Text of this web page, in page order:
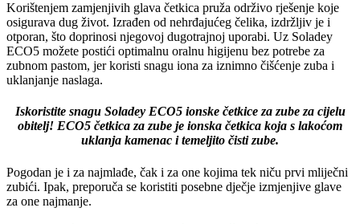
Korištenjem zamjenjivih glava četkica pruža održivo rješenje koje
osigurava dug život. Izrađen od nehrđajućeg čelika, izdržljiv je i
otporan, što doprinosi njegovoj dugotrajnoj uporabi. Uz Soladey
ECO5 možete postići optimalnu oralnu higijenu bez potrebe za
zubnom pastom, jer koristi snagu iona za iznimno čišćenje zuba i
uklanjanje naslaga.
Iskoristite snagu Soladey ECO5 ionske četkice za zube za cijelu
obitelj! ECO5 četkica za zube je ionska četkica koja s lakoćom
uklanja kamenac i temeljito čisti zube.
Pogodan je i za najmlađe, čak i za one kojima tek niču prvi mliječni
zubići. Ipak, preporuča se koristiti posebne dječje izmjenjive glave
za one najmanje.